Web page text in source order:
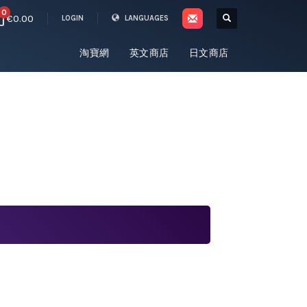
0€0.00 LOGIN LANGUAGES
淘寶網 英文商店 日文商店